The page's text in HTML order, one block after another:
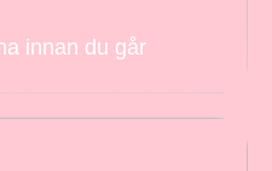
innan du går